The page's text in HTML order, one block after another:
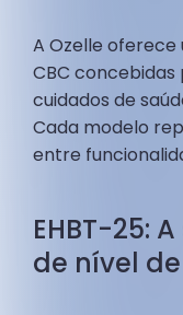
A Ozelle
CBC
cuidados de
Cada modelo
entre
EHBT-25:
de nível